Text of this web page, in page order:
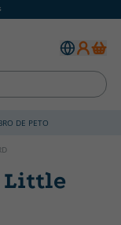
DE PETO
Little